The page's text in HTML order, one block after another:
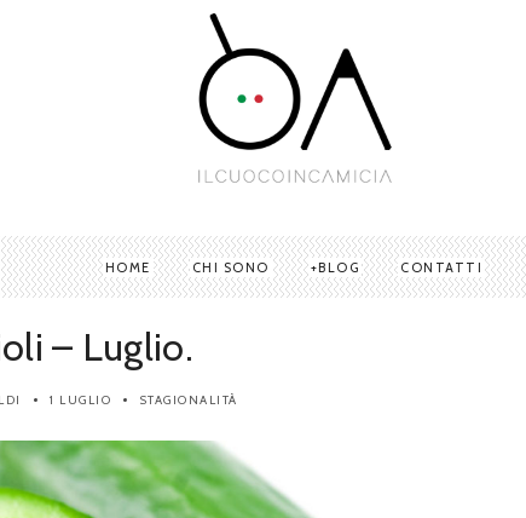
HOME CHI SONO BLOG CONTATTI
– Luglio.
1 LUGLIO STAGIONALITÀ